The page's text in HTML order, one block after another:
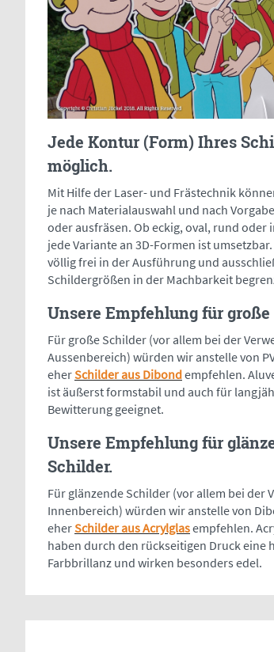
Jede Kontur (Form) Ihres
möglich.
Mit Hilfe der Laser- und Frästechnik
je nach Materialauswahl und nach
oder ausfräsen. Ob eckig, oval, rund oder
jede Variante an 3D-Formen ist
völlig frei in der Ausführung und
Schildergrößen in der Machbarkeit
Unsere Empfehlung für große
Für große Schilder (vor allem bei der
Aussenbereich) würden wir anstelle von
eherSchilder aus Dibondempfehlen.
ist äußerst formstabil und auch für
Bewitterung geeignet.
Unsere Empfehlung für
Schilder.
Für glänzende Schilder (vor allem bei der
Innenbereich) würden wir anstelle von
eherSchilder aus Acrylglasempfehlen.
haben durch den rückseitigen Druck eine
Farbbrillanz und wirken besonders edel.